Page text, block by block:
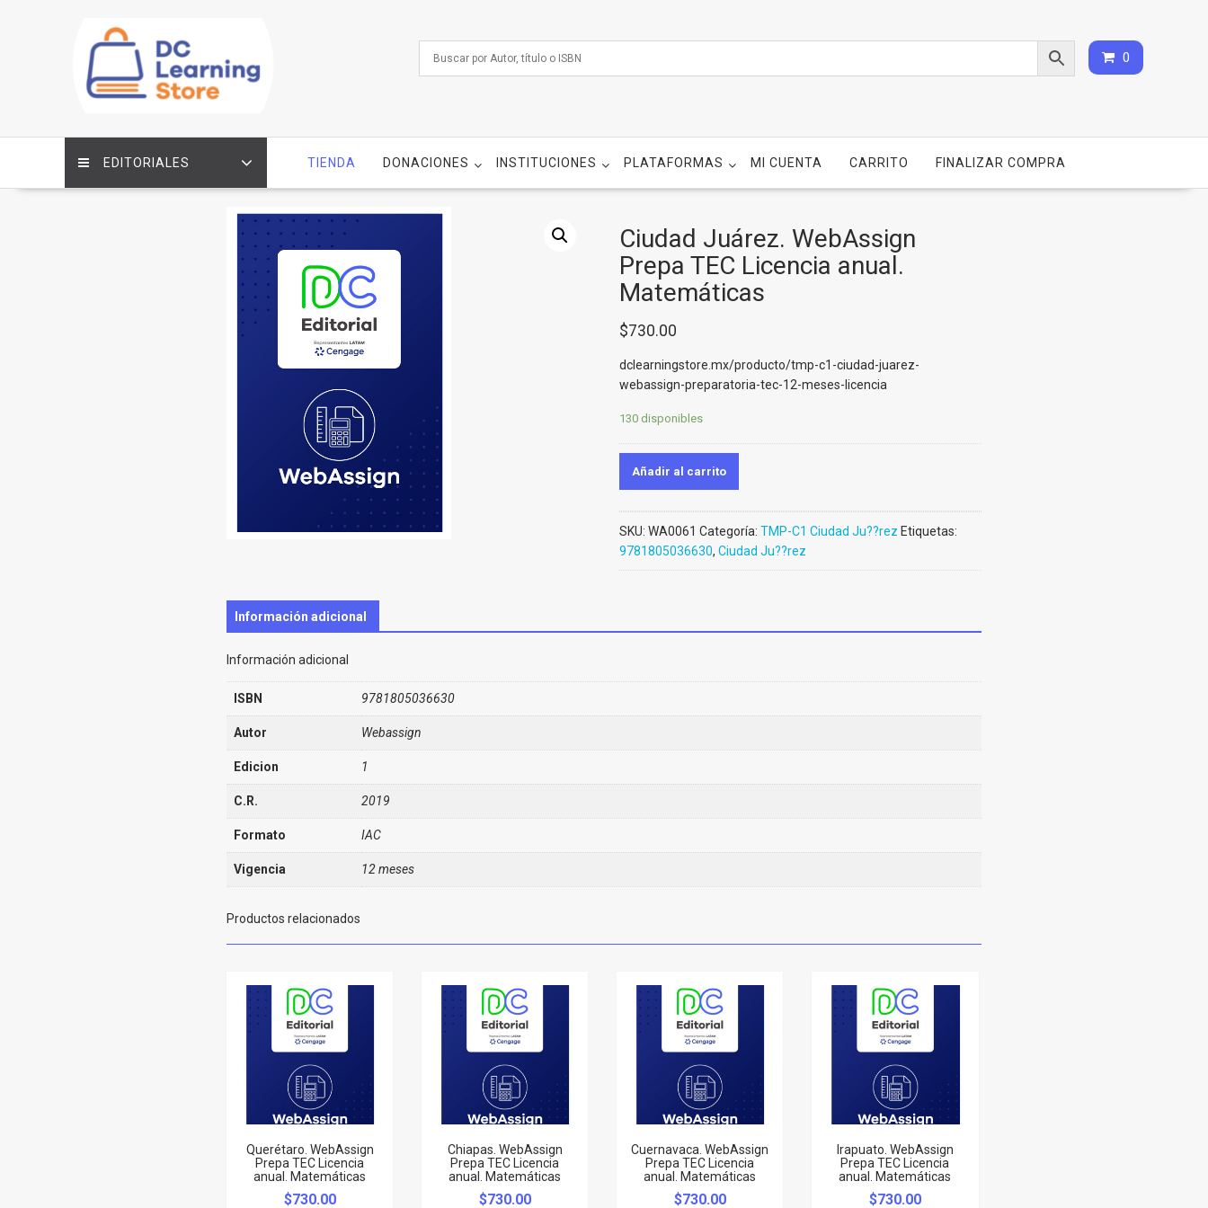
0
EDITORIALES TIENDA DONACIONES INSTITUCIONES PLATAFORMAS MI CUENTA CARRITO FINALIZAR COMPRA
Ciudad Juárez. WebAssign
Prepa TEC Licencia anual.
Matemáticas
$730.00
dclearningstore.mx/producto/tmp-c1-ciudad-juarez-
webassign-preparatoria-tec-12-meses-licencia
130 disponibles
Añadir al carrito
SKU: WA0061 Categoría: TMP-C1 Ciudad Ju??rez Etiquetas:
9781805036630, Ciudad Ju??rez
Información adicional
Información adicional
ISBN 9781805036630
Autor Webassign
Edicion 1
C.R. 2019
Formato IAC
Vigencia 12 meses
Productos relacionados
Querétaro. WebAssign
Prepa TEC Licencia
anual. Matemáticas
$730.00
Chiapas. WebAssign
Prepa TEC Licencia
anual. Matemáticas
$730.00
Cuernavaca. WebAssign
Prepa TEC Licencia
anual. Matemáticas
$730.00
Irapuato. WebAssign
Prepa TEC Licencia
anual. Matemáticas
$730.00